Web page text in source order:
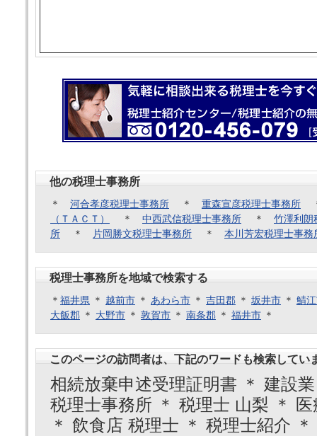
他の税理士事務所
＊ 河合孝彦税理士事務所 ＊ 重森宣彦税理士事務所
（ＴＡＣＴ）
＊ 中西武信税理士事務所 ＊ 竹澤利朗
所 ＊ 片岡勝文税理士事務所 ＊ 本川芳宏税理士事務
税理士事務所を地域で検索する
＊ 福井県 ＊ 越前市 ＊ あわら市 ＊ 吉田郡 ＊ 坂井市 ＊ 鯖
大飯郡 ＊ 大野市 ＊ 敦賀市 ＊ 南条郡 ＊ 福井市 ＊
このページの訪問者は、下記のワードも検索してい
相続放棄申述受理証明書 ＊ 建設
税理士事務所 ＊ 税理士 山梨 ＊
＊ 飲食店 税理士 ＊ 税理士紹介